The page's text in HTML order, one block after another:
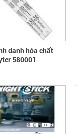
danh hóa chất
580001